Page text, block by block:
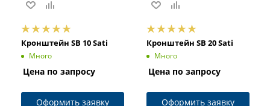
Кронштейн SB 10 Sati
Много
Цена по запросу
Оформить заявку
Кронштейн SB 20 Sati
Много
Цена по запросу
Оформить заявку